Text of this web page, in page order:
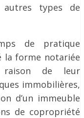
autres types de
de pratique
la forme notariée
de leur
immobilières,
d’un immeuble
de copropriété